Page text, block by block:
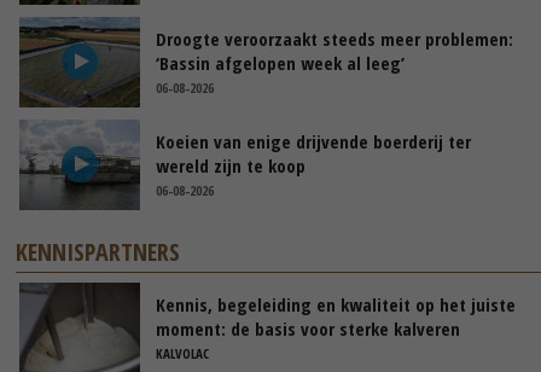
Droogte veroorzaakt steeds meer problemen:
‘Bassin afgelopen week al leeg’
06-08-2026
Koeien van enige drijvende boerderij ter
wereld zijn te koop
06-08-2026
KENNISPARTNERS
Kennis, begeleiding en kwaliteit op het juiste
moment: de basis voor sterke kalveren
KALVOLAC